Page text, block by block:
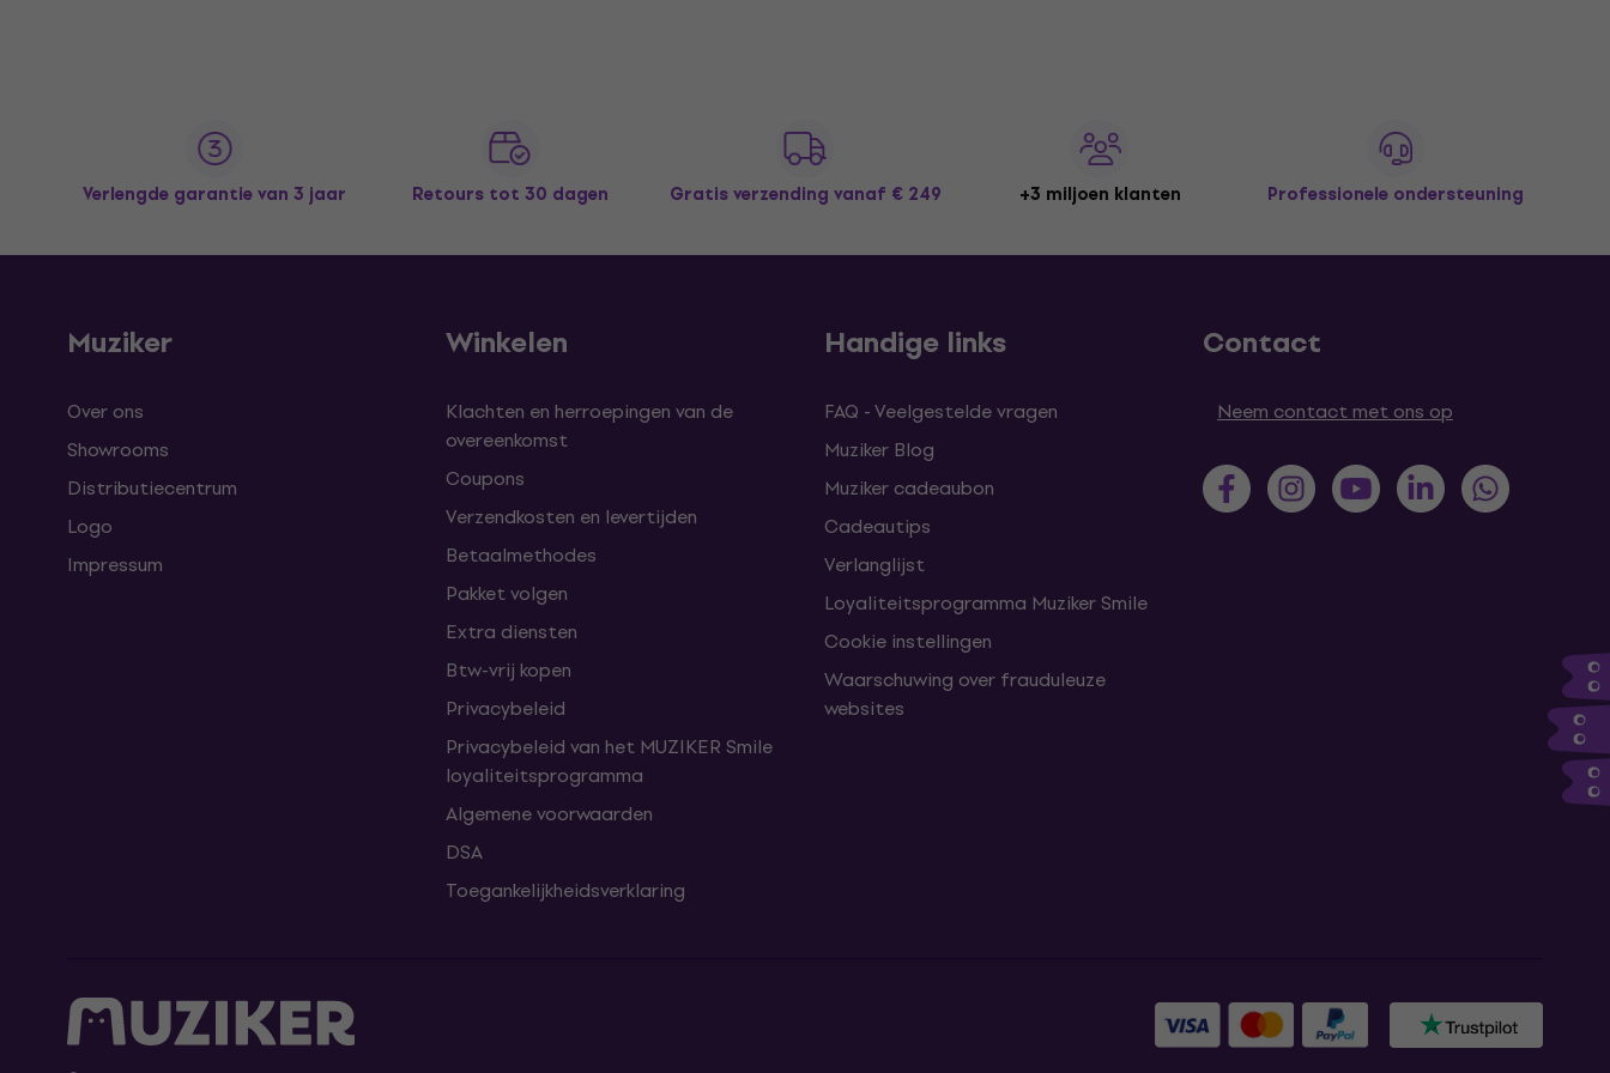
Verlengde garantie van 3 jaar Retours tot 30 dagen Gratis verzending vanaf € 249 +3 miljoen klanten Professionele ondersteuning
Muziker
Over ons
Showrooms
Distributiecentrum
Logo
Impressum
Winkelen
Klachten en herroepingen van de
overeenkomst
Coupons
Verzendkosten en levertijden
Betaalmethodes
Pakket volgen
Extra diensten
Btw-vrij kopen
Privacybeleid
Privacybeleid van het MUZIKER Smile
loyaliteitsprogramma
Algemene voorwaarden
DSA
Toegankelijkheidsverklaring
Handige links
FAQ - Veelgestelde vragen
Muziker Blog
Muziker cadeaubon
Cadeautips
Verlanglijst
Loyaliteitsprogramma Muziker Smile
Cookie instellingen
Waarschuwing over frauduleuze
websites
Contact
Neem contact met ons op